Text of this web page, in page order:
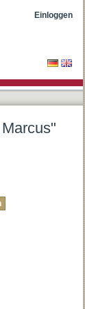
Einloggen